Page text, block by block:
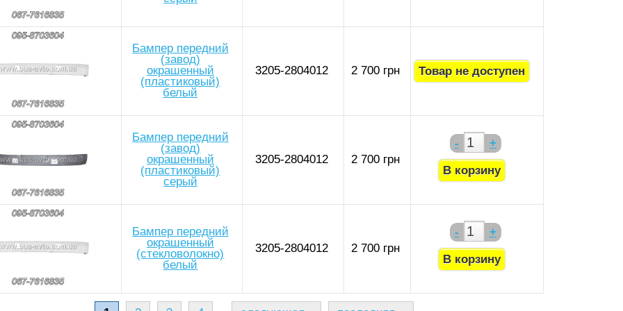
Бампер передний
(завод)
окрашенный
(пластиковый)
белый
3205-2804012 2 700 грн
Бампер передний
(завод)
окрашенный
(пластиковый)
серый
3205-2804012 2 700 грн
- +
Бампер передний
окрашенный
(стекловолокно)
белый
3205-2804012 2 700 грн
- +